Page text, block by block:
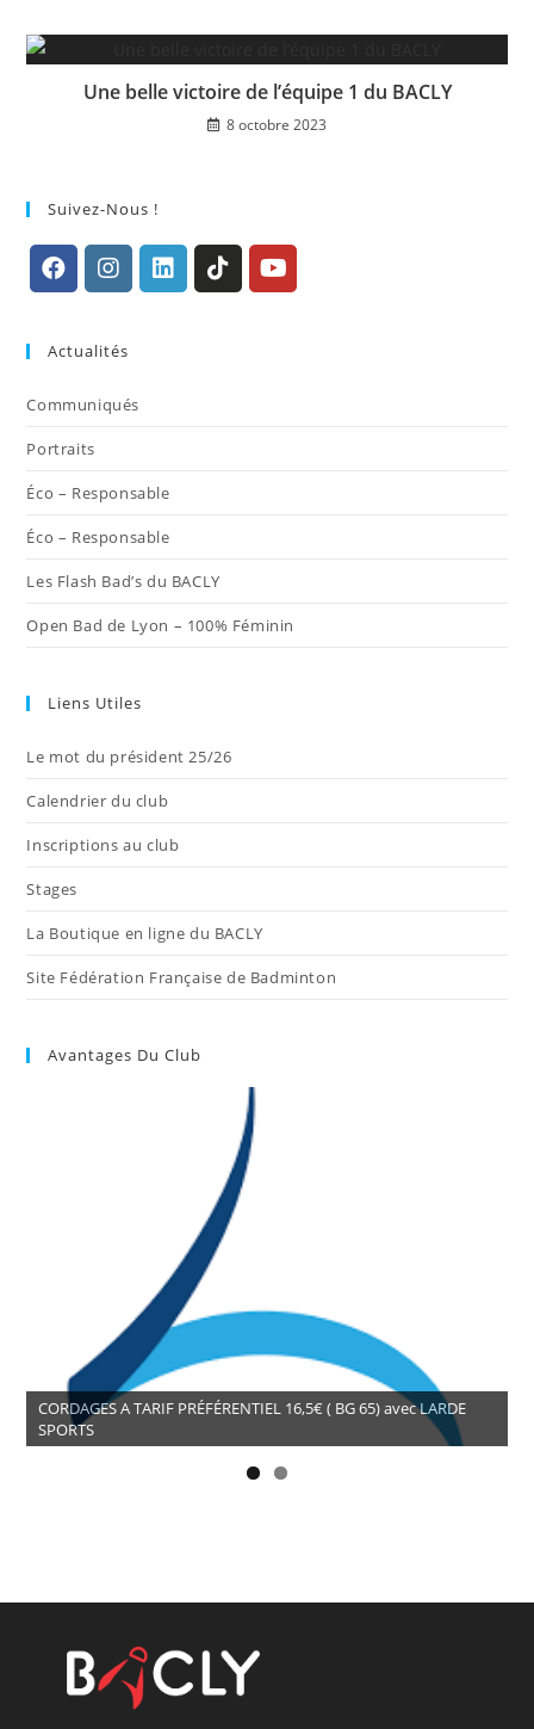
Une belle victoire de l’équipe 1 du BACLY
8 octobre 2023
Suivez-Nous !
un
nouvel
nouvel
Actualités
Communiqués
Portraits
Éco – Responsable
Éco – Responsable
Les Flash Bad’s du BACLY
Open Bad de Lyon – 100% Féminin
Liens Utiles
Le mot du président 25/26
Calendrier du club
Inscriptions au club
Stages
La Boutique en ligne du BACLY
Site Fédération Française de Badminton
Avantages Du Club
CORDAGES A TARIF PRÉFÉRENTIEL 16,5€ ( BG 65) avec LARDE
SPORTS